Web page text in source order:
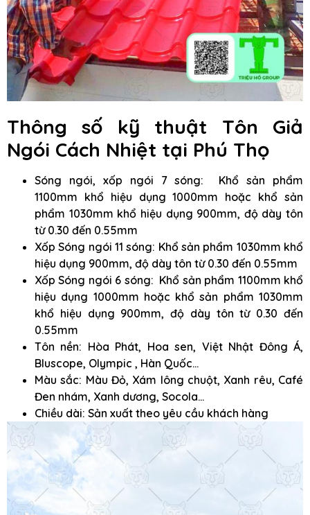
Thông số kỹ thuật Tôn Giả
Ngói Cách Nhiệt tại Phú Thọ
Sóng ngói, xốp ngói 7 sóng: Khổ sản phẩm
1100mm khổ hiệu dụng 1000mm hoặc khổ sản
phẩm 1030mm khổ hiệu dụng 900mm, độ dày tôn
từ 0.30 đến 0.55mm
Xốp Sóng ngói 11 sóng: Khổ sản phẩm 1030mm khổ
hiệu dụng 900mm, độ dày tôn từ 0.30 đến 0.55mm
Xốp Sóng ngói 6 sóng: Khổ sản phẩm 1100mm khổ
hiệu dụng 1000mm hoặc khổ sản phẩm 1030mm
khổ hiệu dụng 900mm, độ dày tôn từ 0.30 đến
0.55mm
Tôn nền: Hòa Phát, Hoa sen, Việt Nhật Đông Á,
Bluscope, Olympic , Hàn Quốc…
Màu sắc: Màu Đỏ, Xám lông chuột, Xanh rêu, Café
Đen nhám, Xanh dương, Socola…
Chiều dài: Sản xuất theo yêu cầu khách hàng